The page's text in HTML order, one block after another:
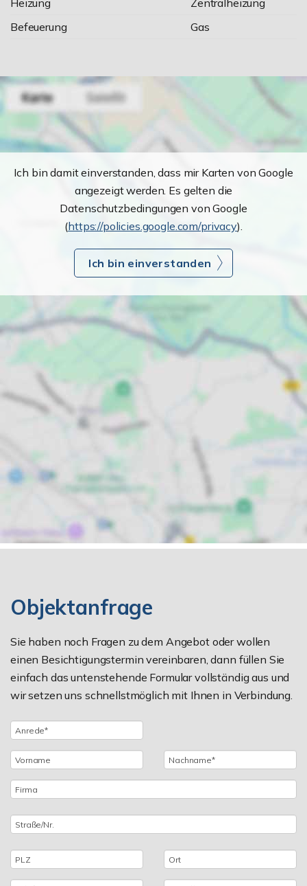
Heizung
Zentralheizung
Befeuerung
Gas
Ich bin damit einverstanden, dass mir Karten von Google
angezeigt werden. Es gelten die
Datenschutzbedingungen von Google
(https://policies.google.com/privacy).
Ich bin einverstanden
Objektanfrage
Sie haben noch Fragen zu dem Angebot oder wollen
einen Besichtigungstermin vereinbaren, dann füllen Sie
einfach das untenstehende Formular vollständig aus und
wir setzen uns schnellstmöglich mit Ihnen in Verbindung.